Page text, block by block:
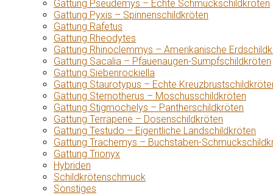
Gattung Pseudemys – Echte Schmuckschildkröten
Gattung Pyxis – Spinnenschildkröten
Gattung Rafetus
Gattung Rheodytes
Gattung Rhinoclemmys – Amerikanische
Gattung Sacalia – Pfauenaugen-Sumpfschildkröten
Gattung Siebenrockiella
Gattung Staurotypus – Echte
Gattung Sternotherus – Moschusschildkröten
Gattung Stigmochelys – Pantherschildkröten
Gattung Terrapene – Dosenschildkröten
Gattung Testudo – Eigentliche Landschildkröten
Gattung Trachemys – Buchstaben-
Gattung Trionyx
Hybriden
Schildkrötenschmuck
Sonstiges